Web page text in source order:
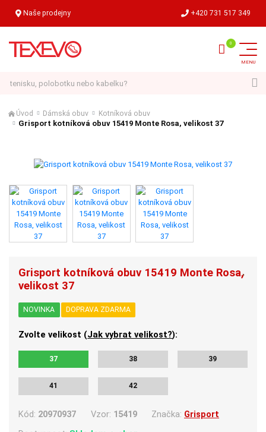
Naše prodejny +420 731 517 349
Úvod Dámská obuv Kotníková obuv
Grisport kotníková obuv 15419 Monte Rosa, velikost 37
Grisport kotníková obuv 15419 Monte Rosa,
velikost 37
NOVINKA DOPRAVA ZDARMA
Zvolte velikost (Jak vybrat velikost?):
37 38 39
41 42
Kód: 20970937 Vzor: 15419 Značka: Grisport